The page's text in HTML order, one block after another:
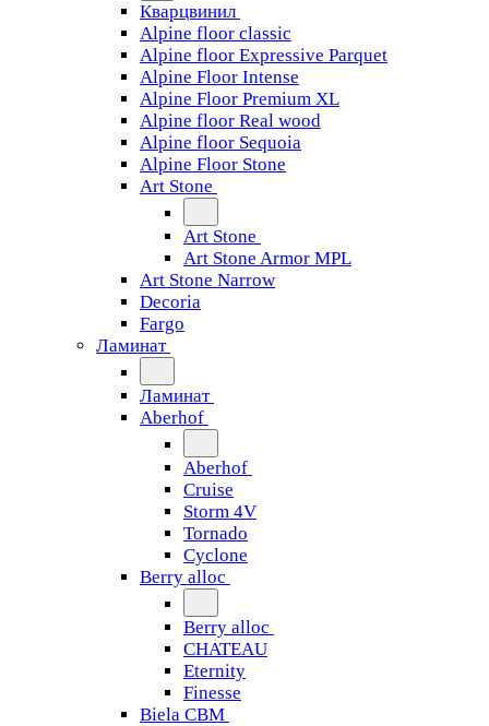
Кварцвинил
Alpine floor classic
Alpine floor Expressive Parquet
Alpine Floor Intense
Alpine Floor Premium XL
Alpine floor Real wood
Alpine floor Sequoia
Alpine Floor Stone
Art Stone
Art Stone
Art Stone Armor MPL
Art Stone Narrow
Decoria
Fargo
Ламинат
Ламинат
Aberhof
Aberhof
Cruise
Storm 4V
Tornado
Сyclone
Berry alloc
Berry alloc
CHATEAU
Eternity
Finesse
Biela CBM